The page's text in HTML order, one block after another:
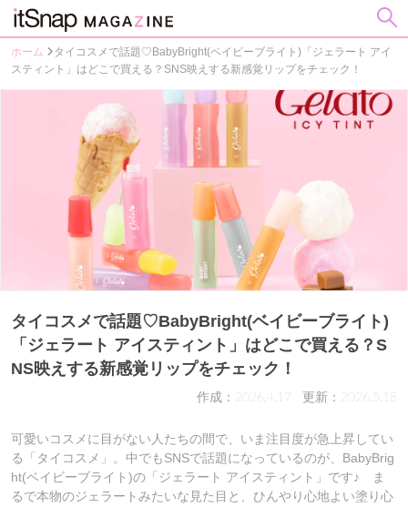
ホーム
タイコスメで話題♡BabyBright(ベイビーブライト)「ジェラート アイ
スティント」はどこで買える？SNS映えする新感覚リップをチェック！
タイコスメで話題♡BabyBright(ベイビーブライト)
「ジェラート アイスティント」はどこで買える？S
NS映えする新感覚リップをチェック！
作成：2026.4.17 更新：2026.5.18
可愛いコスメに目がない人たちの間で、いま注目度が急上昇してい
る「タイコスメ」。中でもSNSで話題になっているのが、BabyBrig
ht(ベイビーブライト)の「ジェラート アイスティント」です♪ ま
るで本物のジェラートみたいな見た目と、ひんやり心地よい塗り心